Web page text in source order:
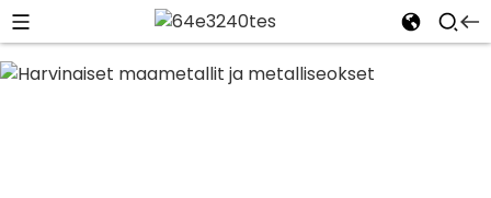
Harvinaiset